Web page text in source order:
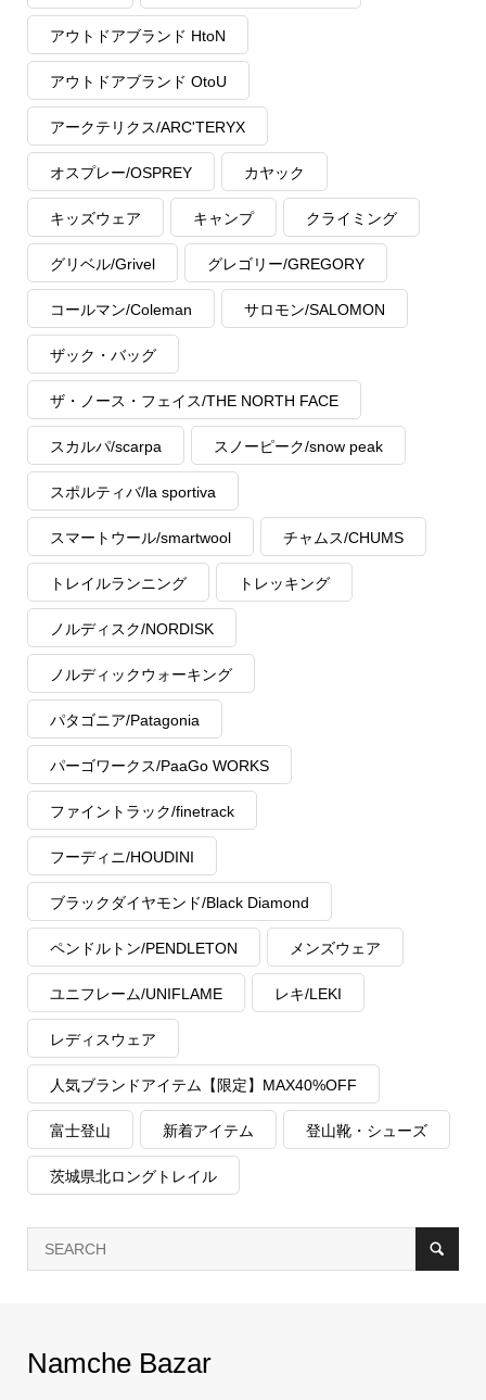
アウトドアブランド HtoN
アウトドアブランド OtoU
アークテリクス/ARC'TERYX
オスプレー/OSPREY カヤック
キッズウェア キャンプ クライミング
グリベル/Grivel グレゴリー/GREGORY
コールマン/Coleman サロモン/SALOMON
ザック・バッグ
ザ・ノース・フェイス/THE NORTH FACE
スカルパ/scarpa スノーピーク/snow peak
スポルティバ/la sportiva
スマートウール/smartwool チャムス/CHUMS
トレイルランニング トレッキング
ノルディスク/NORDISK
ノルディックウォーキング
パタゴニア/Patagonia
パーゴワークス/PaaGo WORKS
ファイントラック/finetrack
フーディニ/HOUDINI
ブラックダイヤモンド/Black Diamond
ペンドルトン/PENDLETON メンズウェア
ユニフレーム/UNIFLAME レキ/LEKI
レディスウェア
人気ブランドアイテム【限定】MAX40%OFF
富士登山 新着アイテム 登山靴・シューズ
茨城県北ロングトレイル
Namche Bazar